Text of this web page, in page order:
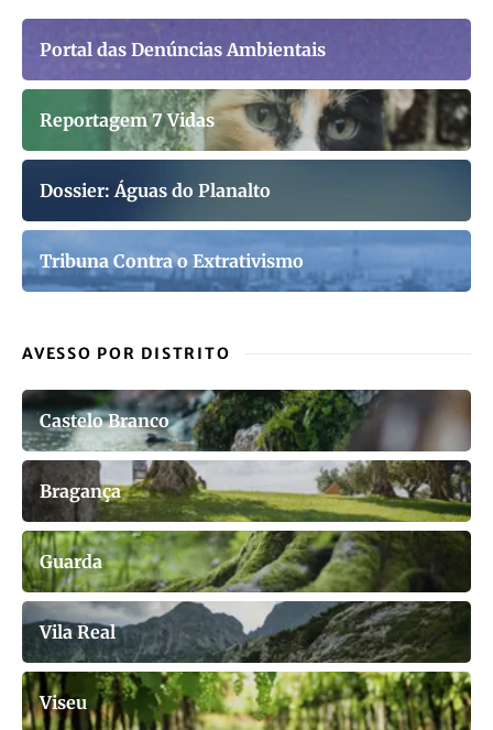
Portal das Denúncias Ambientais
Reportagem 7 Vidas
Dossier: Águas do Planalto
Tribuna Contra o Extrativismo
AVESSO POR DISTRITO
Castelo Branco
Bragança
Guarda
Vila Real
Viseu